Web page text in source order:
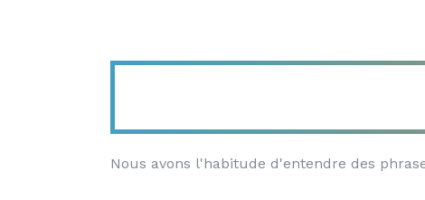
Nous avons l'habitude d'entendre des